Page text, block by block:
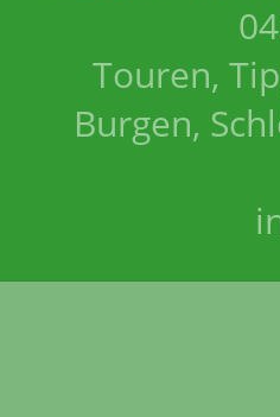
Touren,
Burgen,